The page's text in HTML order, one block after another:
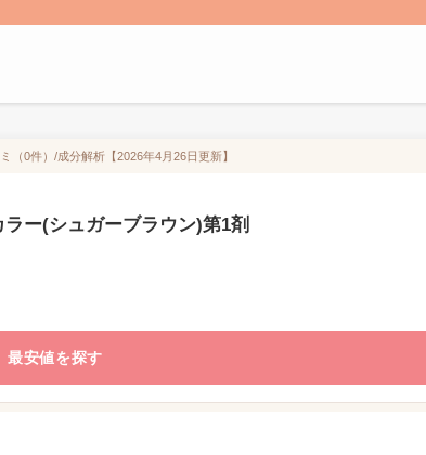
（0件）/成分解析【2026年4月26日更新】
ー(シュガーブラウン)第1剤
最安値を探す